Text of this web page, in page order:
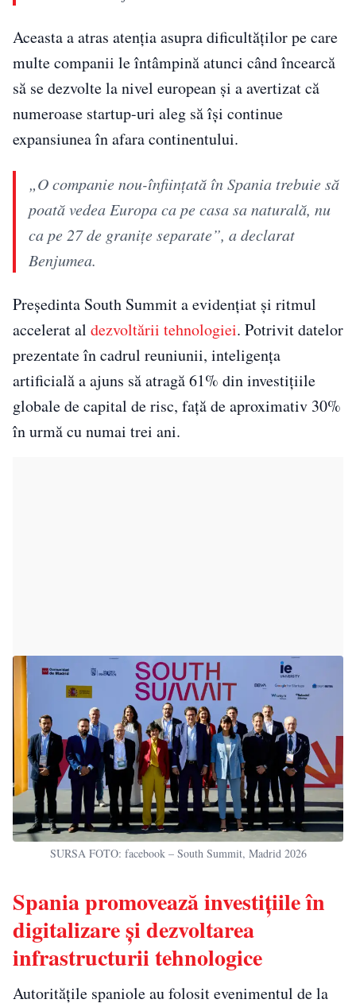
Aceasta a atras atenția asupra dificultăților pe care
multe companii le întâmpină atunci când încearcă
să se dezvolte la nivel european și a avertizat că
numeroase startup-uri aleg să își continue
expansiunea în afara continentului.
„O companie nou-înființată în Spania trebuie să
poată vedea Europa ca pe casa sa naturală, nu
ca pe 27 de granițe separate”, a declarat
Benjumea.
Președinta South Summit a evidențiat și ritmul
accelerat al dezvoltării tehnologiei. Potrivit datelor
prezentate în cadrul reuniunii, inteligența
artificială a ajuns să atragă 61% din investițiile
globale de capital de risc, față de aproximativ 30%
în urmă cu numai trei ani.
SURSA FOTO: facebook – South Summit, Madrid 2026
Spania promovează investițiile în
digitalizare și dezvoltarea
infrastructurii tehnologice
Autoritățile spaniole au folosit evenimentul de la